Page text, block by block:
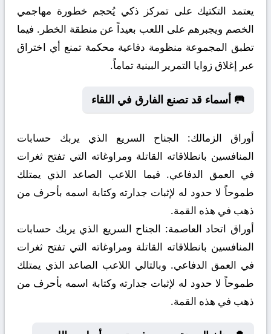
يعتمد التكتيك على تمركز ذكي يُحجم خطورة مهاجمي
الخصم ويجبرهم على اللعب بعيداً عن منطقة الخطر. فيما
تطبق المجموعة منظومة دفاعية محكمة تمنع أي اختراق
عبر إغلاق زوايا التمرير البينية تماماً.
🥅 أسماء قد تصنع الفارق في اللقاء
أوراق الزمالك: الجناح السريع الذي يربك حسابات
المنافسين بانطلاقاته القاتلة ومراوغاته التي تفتح ثغرات
في العمق الدفاعي. فيما اللاعب الصاعد الذي يمتلك
طموحاً لا حدود له لإثبات جدارته وكتابة اسمه بأحرف من
ذهب في هذه القمة.
أوراق اتحاد العاصمة: الجناح السريع الذي يربك حسابات
المنافسين بانطلاقاته القاتلة ومراوغاته التي تفتح ثغرات
في العمق الدفاعي. وبالتالي اللاعب الصاعد الذي يمتلك
طموحاً لا حدود له لإثبات جدارته وكتابة اسمه بأحرف من
ذهب في هذه القمة.